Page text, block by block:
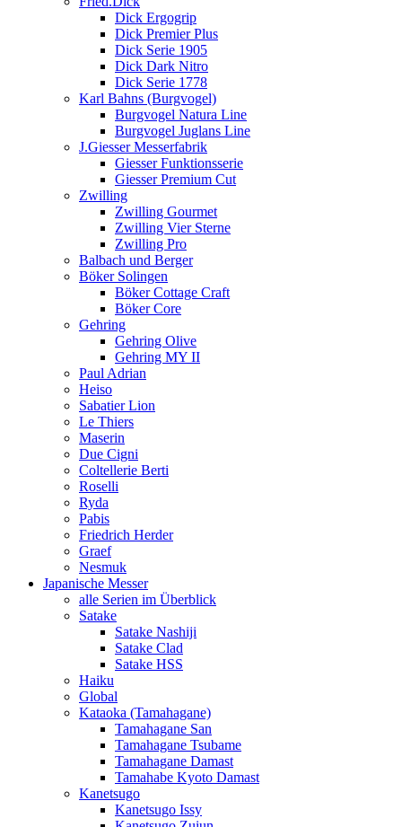
Dick Ergogrip
Dick Premier Plus
Dick Serie 1905
Dick Dark Nitro
Dick Serie 1778
Karl Bahns (Burgvogel)
Burgvogel Natura Line
Burgvogel Juglans Line
J.Giesser Messerfabrik
Giesser Funktionsserie
Giesser Premium Cut
Zwilling
Zwilling Gourmet
Zwilling Vier Sterne
Zwilling Pro
Balbach und Berger
Böker Solingen
Böker Cottage Craft
Böker Core
Gehring
Gehring Olive
Gehring MY II
Paul Adrian
Heiso
Sabatier Lion
Le Thiers
Maserin
Due Cigni
Coltellerie Berti
Roselli
Ryda
Pabis
Friedrich Herder
Graef
Nesmuk
Japanische Messer
alle Serien im Überblick
Satake
Satake Nashiji
Satake Clad
Satake HSS
Haiku
Global
Kataoka (Tamahagane)
Tamahagane San
Tamahagane Tsubame
Tamahagane Damast
Tamahabe Kyoto Damast
Kanetsugo
Kanetsugo Issy